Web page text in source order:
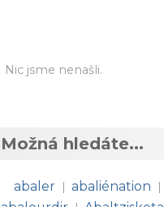
Nic jsme nenašli.
Možná hledáte...
abaler | abaliénation |